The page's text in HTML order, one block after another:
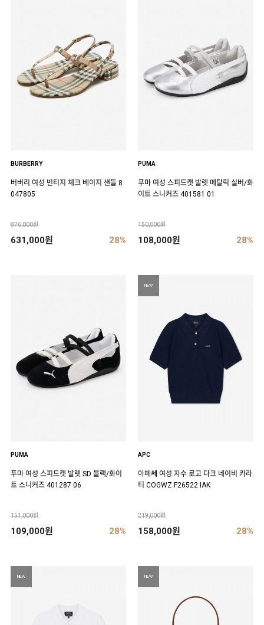
BURBERRY
버버리 여성 빈티지 체크 베이지 샌들 8
047805
876,000원
631,000원 28%
PUMA
푸마 여성 스피드캣 발렛 메탈릭 실버/화
이트 스니커즈 401581 01
150,000원
108,000원 28%
PUMA
푸마 여성 스피드캣 발렛 SD 블랙/화이
트 스니커즈 401287 06
151,000원
109,000원 28%
NEW
APC
아페쎄 여성 자수 로고 다크 네이비 카라
티 COGWZ F26522 IAK
219,000원
158,000원 28%
NEW NEW